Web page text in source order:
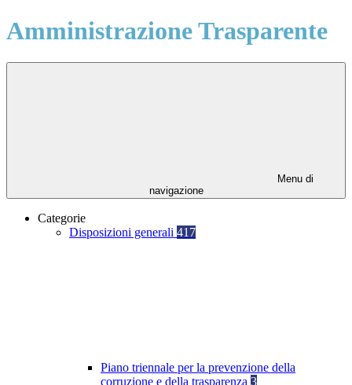
Amministrazione Trasparente
Menu di
navigazione
Categorie
Disposizioni generali 417
Piano triennale per la prevenzione della
corruzione e della trasparenza 3